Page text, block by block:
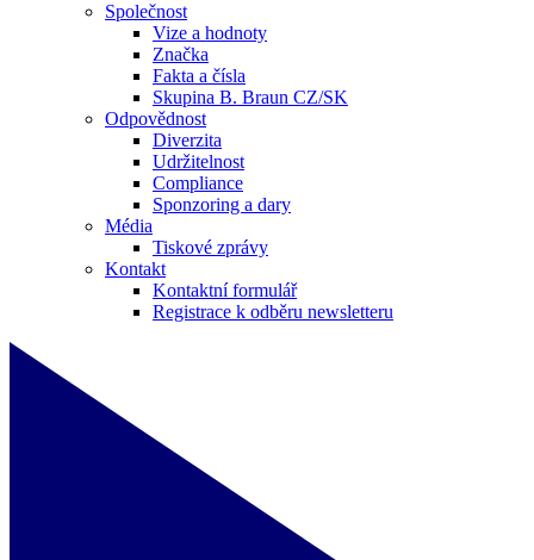
Společnost
Vize a hodnoty
Značka
Fakta a čísla
Skupina B. Braun CZ/SK
Odpovědnost
Diverzita
Udržitelnost
Compliance
Sponzoring a dary
Média
Tiskové zprávy
Kontakt
Kontaktní formulář
Registrace k odběru newsletteru